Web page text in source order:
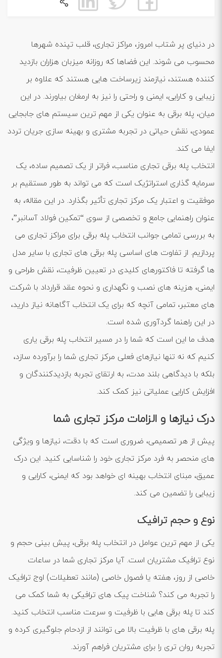
در دنیای پر شتاب امروز، مراکز تجاری، قلب تپنده شهرها
محسوب می ‌شوند. این فضاها که روزانه میزبان هزاران بازدید
کننده هستند، نیازمند زیرساخت ‌هایی هستند که علاوه بر
زیبایی و کارایی، ایمنی و راحتی را نیز به ارمغان بیاورند. در این
میان، پله برقی به عنوان یکی از مهم ‌ترین سیستم ‌های جابجایی
عمودی، نقش حیاتی در تجربه مشتری و بهینه ‌سازی جریان تردد
ایفا می ‌کند.
انتخاب پله برقی تجاری مناسب، فراتر از یک تصمیم ساده، یک
سرمایه ‌گذاری استراتژیک است که می‌ تواند به طور مستقیم بر
موفقیت و اعتبار یک مرکز تجاری تأثیر بگذارد. در این مقاله، به
عنوان راهنمایی جامع و تخصصی از سوی “تمکین فولاد آسانبر”،
به بررسی تمامی جوانب انتخاب پله برقی برای مراکز تجاری می‌
پردازیم. از تفاوت‌ های اساسی پله برقی ‌های تجاری با سایر مدل
‌ها گرفته تا فاکتورهای کلیدی در تعیین ظرفیت، نقش طراحی و
ایمنی، هزینه ‌های نصب و نگهداری و نحوه عقد قرارداد با شرکت‌
های معتبر، تمامی آنچه که برای یک انتخاب آگاهانه نیاز دارید،
در این راهنما گردآوری شده است.
هدف ما این است که شما را در مسیر انتخاب پله برقی‌ یاری
کنیم که نه تنها نیازهای فعلی مرکز تجاری شما را برآورده سازد،
بلکه با دیدگاهی بلند مدت، به ارتقای تجربه بازدیدکنندگان و
افزایش کارایی عملیاتی نیز کمک کند.
درک نیازها و الزامات مرکز تجاری شما
پیش از هر تصمیمی، ضروری است که با دقت، نیازها و ویژگی
‌های منحصر به فرد مرکز تجاری خود را شناسایی کنید. این درک
عمیق، مبنای انتخاب بهینه ‌ای خواهد بود که ایمنی، کارایی و
زیبایی را تضمین می ‌کند.
نوع و حجم ترافیک
یکی از مهم‌ ترین عوامل در انتخاب پله برقی، پیش ‌بینی حجم و
نوع ترافیک مشتریان است. آیا مرکز تجاری شما در ساعات
خاصی از روز، هفته یا فصول خاصی (مانند تعطیلات) اوج ترافیک
را تجربه می ‌کند؟ شناخت پیک ‌های ترافیکی به شما کمک می
‌کند تا پله برقی ‌هایی با ظرفیت و سرعت مناسب انتخاب کنید.
پله برقی‌ های با ظرفیت بالا می‌ توانند از ازدحام جلوگیری کرده و
تجربه روان ‌تری را برای مشتریان فراهم آورند.